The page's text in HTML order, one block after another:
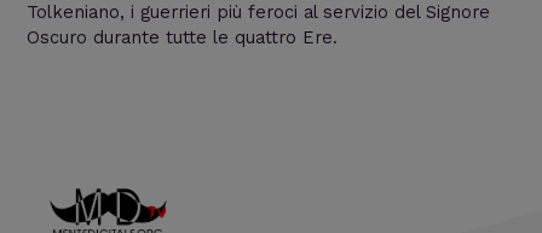
Tolkeniano, i guerrieri più feroci al servizio del Signore
Oscuro durante tutte le quattro Ere.